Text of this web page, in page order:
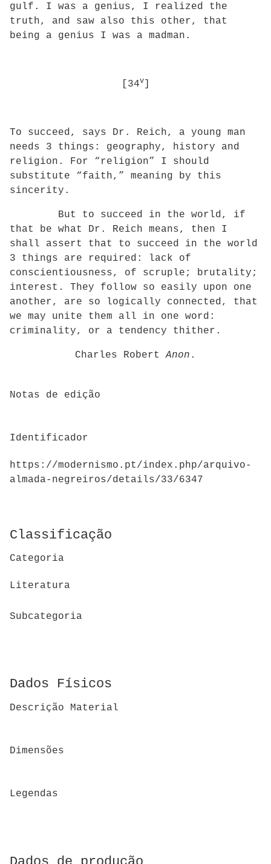
gulf. I was a genius, I realized the
truth, and saw also this other, that
being a genius I was a madman.
[34v
To succeed, says Dr. Reich, a young man
needs 3 things: geography, history and
religion. For “religion” I should
substitute “faith,” meaning by this
sincerity.
But to succeed in the world, if
that be what Dr. Reich means, then I
shall assert that to succeed in the world
3 things are required: lack of
conscientiousness, of scruple; brutality;
interest. They follow so easily upon one
another, are so logically connected, that
we may unite them all in one word:
criminality, or a tendency thither.
Charles RobertAnon .
Notas de edição
Identificador
https://modernismo.pt/index.php/arquivo-
almada-negreiros/details/33/6347
Classificação
Categoria
Literatura
Subcategoria
Dados Físicos
Descrição Material
Dimensões
Legendas